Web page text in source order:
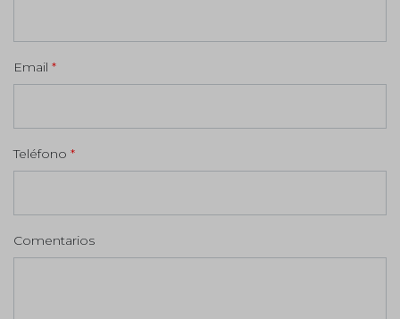
Email *
Teléfono *
Comentarios